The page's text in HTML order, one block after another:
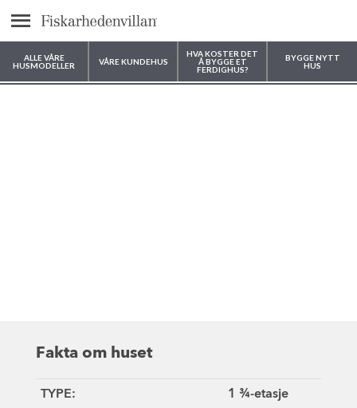
text.menu
ALLE VÅRE
HUSMODELLER
VÅRE KUNDEHUS
HVA KOSTER DET
Å BYGGE ET
FERDIGHUS?
BYGGE NYTT
HUS
Hvor vil du bygge huset ditt?
Fakta om huset
TYPE: 1 ¾-etasje